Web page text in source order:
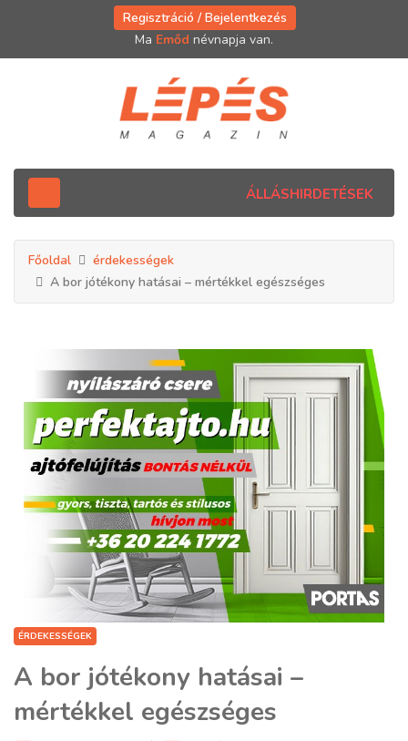
Regisztráció / Bejelentkezés
Ma Emőd névnapja van.
ÁLLÁSHIRDETÉSEK
Főoldal
érdekességek
A bor jótékony hatásai – mértékkel egészséges
ÉRDEKESSÉGEK
A bor jótékony hatásai –
mértékkel egészséges